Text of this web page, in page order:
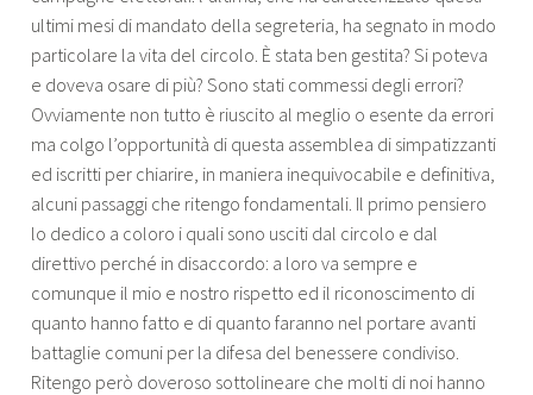
ultimi mesi di mandato della segreteria, ha segnato in modo
particolare la vita del circolo. È stata ben gestita? Si poteva
e doveva osare di più? Sono stati commessi degli errori?
Ovviamente non tutto è riuscito al meglio o esente da errori
ma colgo l’opportunità di questa assemblea di simpatizzanti
ed iscritti per chiarire, in maniera inequivocabile e definitiva,
alcuni passaggi che ritengo fondamentali. Il primo pensiero
lo dedico a coloro i quali sono usciti dal circolo e dal
direttivo perché in disaccordo: a loro va sempre e
comunque il mio e nostro rispetto ed il riconoscimento di
quanto hanno fatto e di quanto faranno nel portare avanti
battaglie comuni per la difesa del benessere condiviso.
Ritengo però doveroso sottolineare che molti di noi hanno